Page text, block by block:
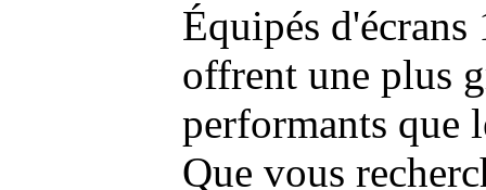
Équipés
offrent une plus
performants que
Que vous